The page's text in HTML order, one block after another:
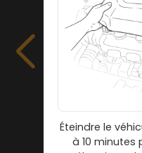
Éteindre le
à 10 minutes